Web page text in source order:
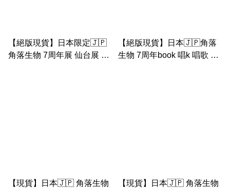
【絕版現貨】日本限定🇯🇵
角落生物 7周年展 仙台展 巴
【絕版現貨】日本🇯🇵角落
生物 7周年book 唱k 唱歌 手
【現貨】日本🇯🇵 角落生物
【現貨】日本🇯🇵 角落生物